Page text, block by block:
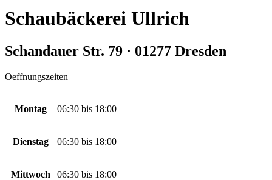
Schaubäckerei Ullrich
Schandauer Str. 79 · 01277 Dresden
Oeffnungszeiten
Montag 06:30 bis 18:00
Dienstag 06:30 bis 18:00
Mittwoch 06:30 bis 18:00